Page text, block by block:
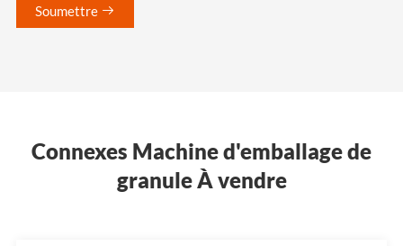
Soumettre 
Connexes Machine d'emballage de
granule À vendre